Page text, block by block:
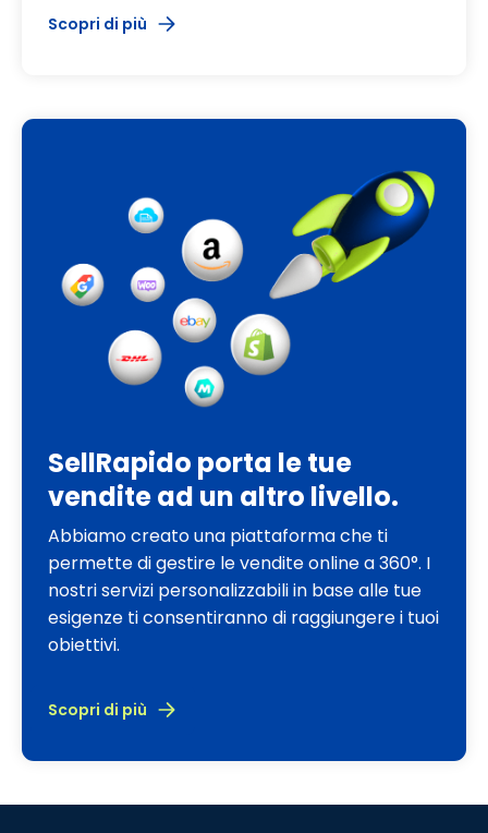
Scopri di più
SellRapido porta le tue
vendite ad un altro livello.
Abbiamo creato una piattaforma che ti
permette di gestire le vendite online a 360°. I
nostri servizi personalizzabili in base alle tue
esigenze ti consentiranno di raggiungere i tuoi
obiettivi.
Scopri di più